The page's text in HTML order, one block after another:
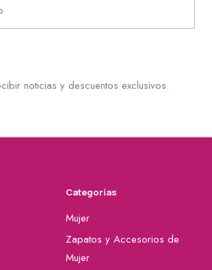
noticias y descuentos exclusivos.
Categorías
Mujer
Zapatos y Accesorios de
Mujer